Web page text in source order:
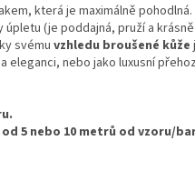
která je maximálně
(je poddajná, pruží a
svému vzhledu broušené kůže
nebo jako luxusní
5 nebo 10 metrů od vzoru/